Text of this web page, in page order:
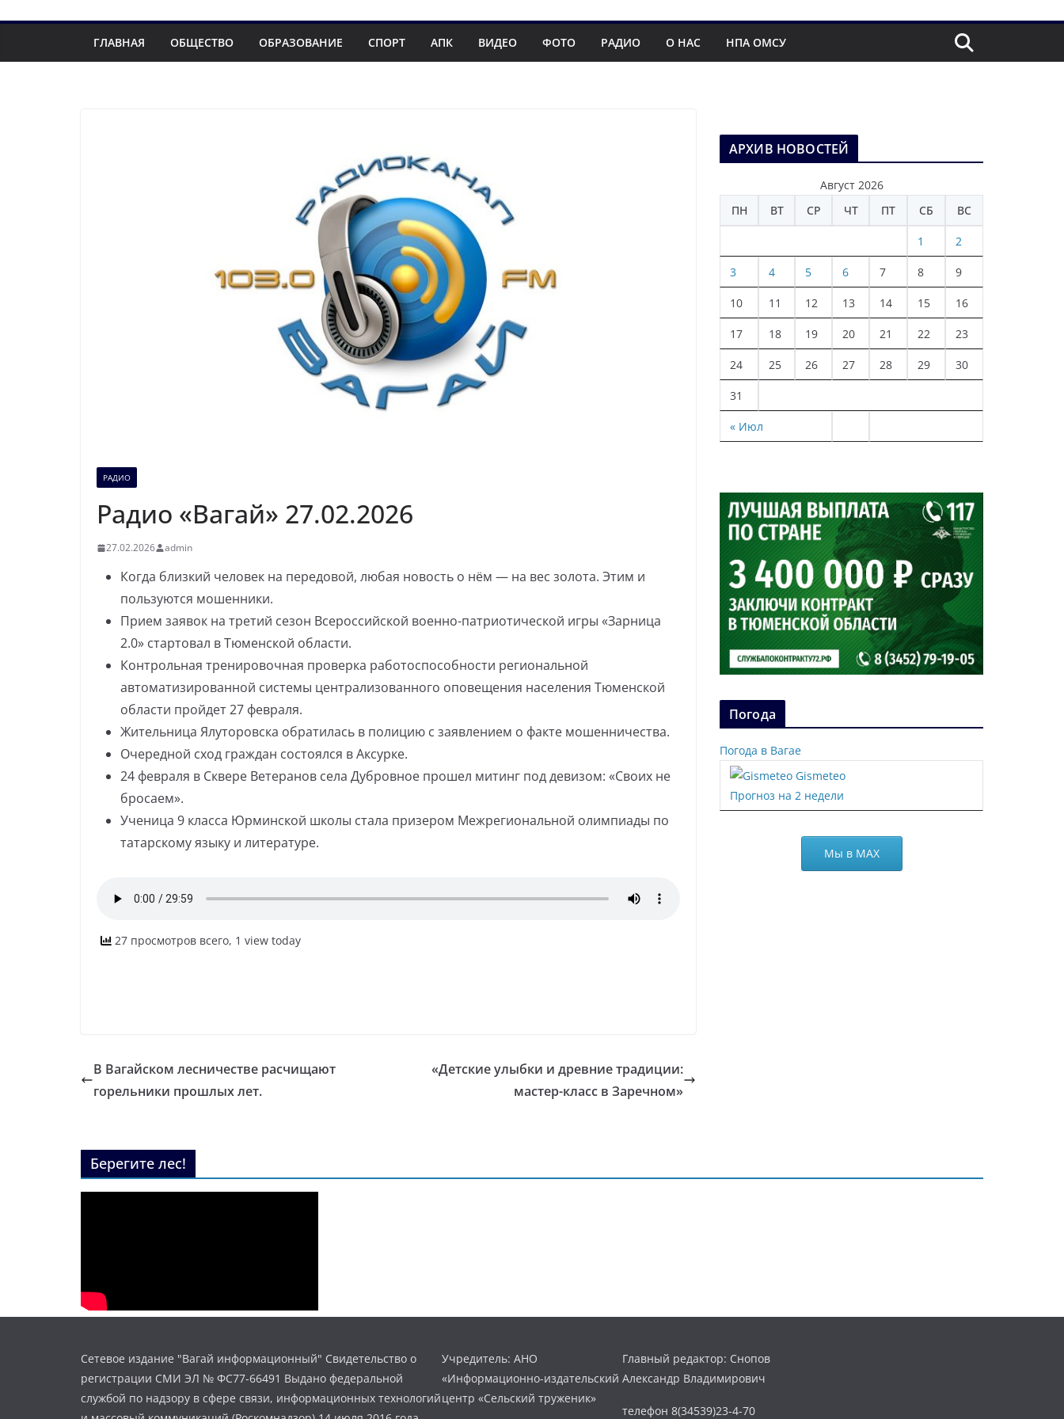
ГЛАВНАЯ ОБЩЕСТВО ОБРАЗОВАНИЕ СПОРТ АПК ВИДЕО ФОТО РАДИО О НАС НПА ОМСУ
РАДИО
Радио «Вагай» 27.02.2026
27.02.2026 admin
Когда близкий человек на передовой, любая новость о нём — на вес золота. Этим и
пользуются мошенники.
Прием заявок на третий сезон Всероссийской военно-патриотической игры «Зарница
2.0» стартовал в Тюменской области.
Контрольная тренировочная проверка работоспособности региональной
автоматизированной системы централизованного оповещения населения Тюменской
области пройдет 27 февраля.
Жительница Ялуторовска обратилась в полицию с заявлением о факте мошенничества.
Очередной сход граждан состоялся в Аксурке.
24 февраля в Сквере Ветеранов села Дубровное прошел митинг под девизом: «Своих не
бросаем».
Ученица 9 класса Юрминской школы стала призером Межрегиональной олимпиады по
татарскому языку и литературе.
27 просмотров всего, 1 view today
В Вагайском лесничестве расчищают
горельники прошлых лет.
«Детские улыбки и древние традиции:
мастер-класс в Заречном»
АРХИВ НОВОСТЕЙ
Август 2026
ПН
ВТ СР ЧТ ПТ СБ ВС
« Июл
1 2
3 4 5 6 7 8 9
10 11 12 13 14 15 16
17 18 19 20 21 22 23
24 25 26 27 28 29 30
31
Погода
Погода в Вагае
Gismeteo
Прогноз на 2 недели
Мы в МАХ
Берегите лес!
Сетевое издание "Вагай информационный" Свидетельство о
регистрации СМИ ЭЛ № ФС77-66491 Выдано федеральной
службой по надзору в сфере связи, информационных технологий
Учредитель: АНО
«Информационно-издательский
центр «Сельский труженик»
Главный редактор: Снопов
Александр Владимирович
телефон 8(34539)23-4-70